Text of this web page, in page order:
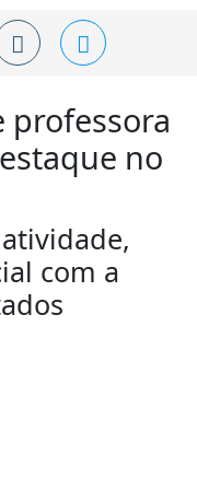
professora
no
com a